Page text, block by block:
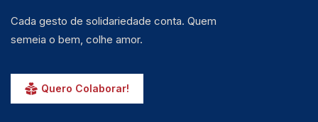
Cada gesto de solidariedade conta. Quem
semeia o bem, colhe amor.
Quero Colaborar!